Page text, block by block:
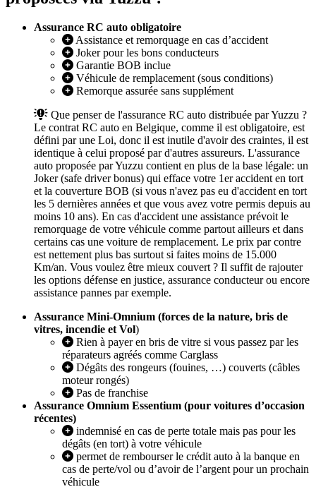
Assurance RC auto obligatoire
Assistance et remorquage en cas d’accident
Joker pour les bons conducteurs
Garantie BOB inclue
Véhicule de remplacement (sous conditions)
Remorque assurée sans supplément
Que penser de l'assurance RC auto distribuée par Yuzzu ?
Le contrat RC auto en Belgique, comme il est obligatoire, est
défini par une Loi, donc il est inutile d'avoir des craintes, il est
identique à celui proposé par d'autres assureurs. L'assurance
auto proposée par Yuzzu contient en plus de la base légale: un
Joker (safe driver bonus) qui efface votre 1er accident en tort
et la couverture BOB (si vous n'avez pas eu d'accident en tort
les 5 dernières années et que vous avez votre permis depuis au
moins 10 ans). En cas d'accident une assistance prévoit le
remorquage de votre véhicule comme partout ailleurs et dans
certains cas une voiture de remplacement. Le prix par contre
est nettement plus bas surtout si faites moins de 15.000
Km/an. Vous voulez être mieux couvert ? Il suffit de rajouter
les options défense en justice, assurance conducteur ou encore
assistance pannes par exemple.
Assurance Mini-Omnium (forces de la nature, bris de
vitres, incendie et Vol)
Rien à payer en bris de vitre si vous passez par les
réparateurs agréés comme Carglass
Dégâts des rongeurs (fouines, …) couverts (câbles
moteur rongés)
Pas de franchise
Assurance Omnium Essentium (pour voitures d’occasion
récentes)
indemnisé en cas de perte totale mais pas pour les
dégâts (en tort) à votre véhicule
permet de rembourser le crédit auto à la banque en
cas de perte/vol ou d’avoir de l’argent pour un prochain
véhicule